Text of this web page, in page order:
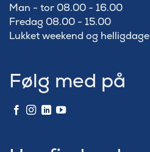
Man - tor 08.00 - 16.00
Fredag 08.00 - 15.00
Lukket weekend og helligdage
Følg med på